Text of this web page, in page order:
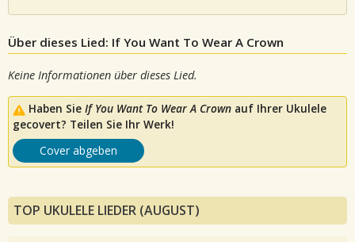
Über dieses Lied: If You Want To Wear A Crown
Keine Informationen über dieses Lied.
Haben Sie If You Want To Wear A Crown auf Ihrer Ukulele
gecovert? Teilen Sie Ihr Werk!
Cover abgeben
TOP UKULELE LIEDER (AUGUST)